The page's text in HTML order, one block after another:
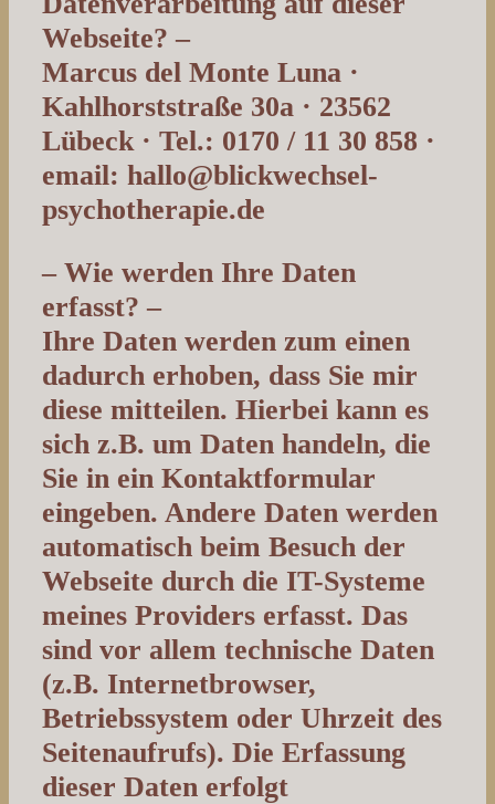
Webseite? –
Marcus del Monte Luna ·
Kahlhorststraße 30a · 23562
Lübeck · Tel.: 0170 / 11 30 858 ·
email: hallo@blickwechsel-
psychotherapie.de
– Wie werden Ihre Daten
erfasst? –
Ihre Daten werden zum einen
dadurch erhoben, dass Sie mir
diese mitteilen. Hierbei kann es
sich z.B. um Daten handeln, die
Sie in ein Kontaktformular
eingeben. Andere Daten werden
automatisch beim Besuch der
Webseite durch die IT-Systeme
meines Providers erfasst. Das
sind vor allem technische Daten
(z.B. Internetbrowser,
Betriebssystem oder Uhrzeit des
Seitenaufrufs). Die Erfassung
dieser Daten erfolgt